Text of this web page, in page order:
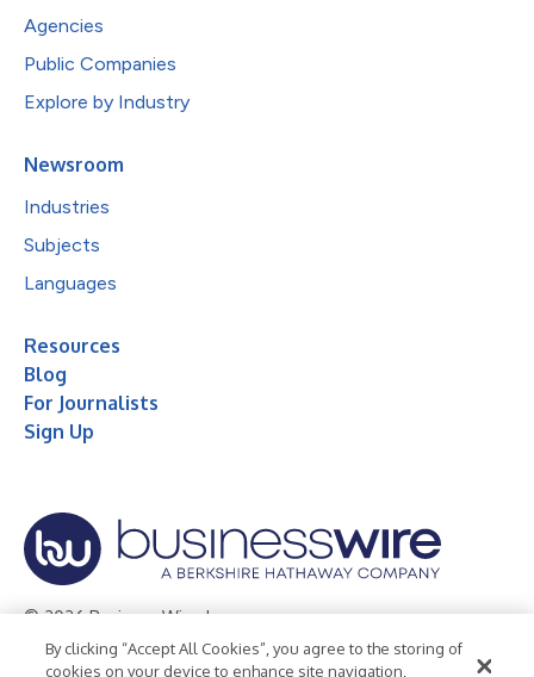
Agencies
Public Companies
Explore by Industry
Newsroom
Industries
Subjects
Languages
Resources
Blog
For Journalists
Sign Up
© 2026 Business Wire, Inc.
Privacy Policy Cookie Policy Accessibility Statement
By clicking “Accept All Cookies”, you agree to the storing of
cookies on your device to enhance site navigation,